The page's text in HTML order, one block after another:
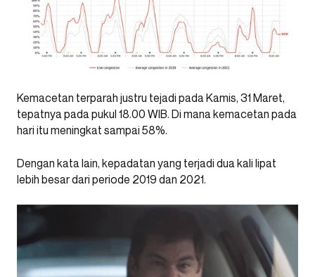
Kemacetan terparah justru tejadi pada Kamis, 31 Maret,
tepatnya pada pukul 18.00 WIB. Di mana kemacetan pada
hari itu meningkat sampai 58%.
Dengan kata lain, kepadatan yang terjadi dua kali lipat
lebih besar dari periode 2019 dan 2021.